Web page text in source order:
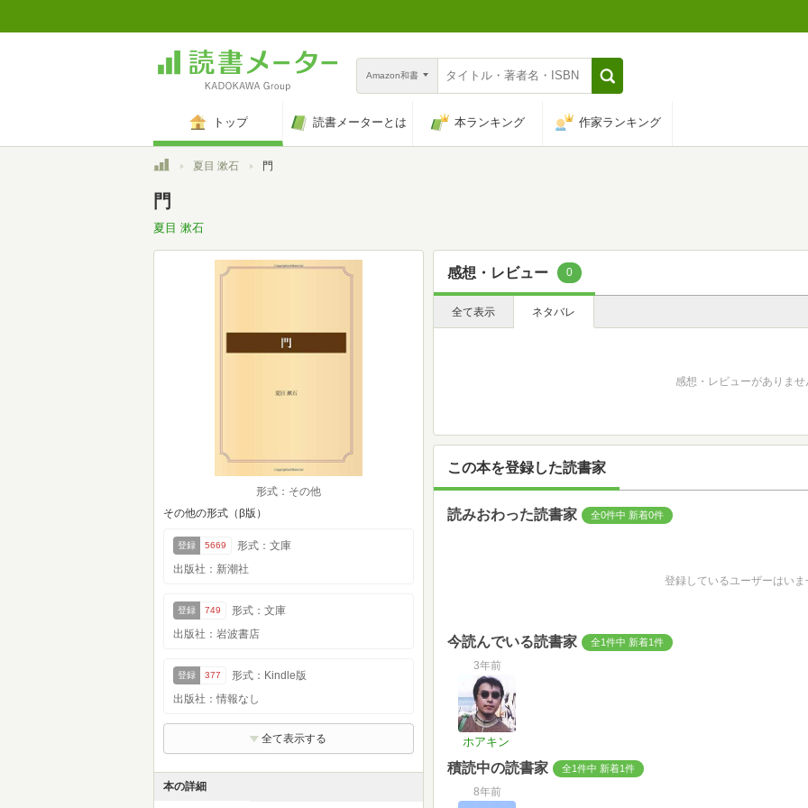
Amazon和書
トップ 読書メーターとは 本ランキング 作家ランキング
トップ夏目 漱石 門
門
夏目 漱石
形式：その他
その他の形式（β版）
登録 5669
形式：文庫
出版社：新潮社
登録 749
形式：文庫
出版社：岩波書店
登録 377
形式：Kindle版
出版社：情報なし
全て表示する
本の詳細
感想・レビュー 0
全て表示 ネタバレ
感想・レビューがありませ
この本を登録した読書家
読みおわった読書家 全0件中 新着0件
登録しているユーザーはいま
今読んでいる読書家 全1件中 新着1件
3年前
ホアキン
積読中の読書家 全1件中 新着1件
8年前